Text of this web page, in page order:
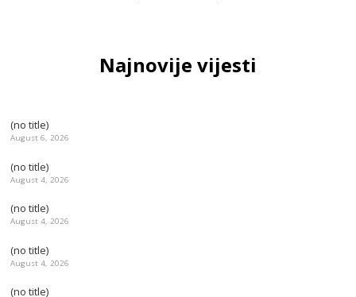
Najnovije vijesti
(no title)
August 6, 2026
(no title)
August 4, 2026
(no title)
August 4, 2026
(no title)
August 4, 2026
(no title)